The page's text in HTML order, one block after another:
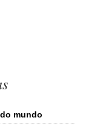
mundo